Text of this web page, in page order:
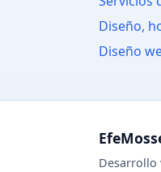
Diseño,
Diseño
Desarrollo